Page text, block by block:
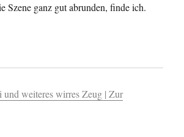
Szene ganz gut abrunden, finde ich.
und weiteres wirres Zeug | Zur